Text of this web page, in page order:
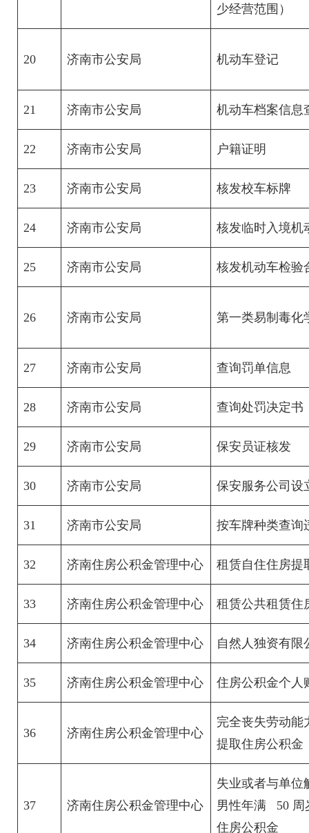
少经营范围）
20 济南市公安局 机动车登记
21 济南市公安局 机动车档案信息
22 济南市公安局 户籍证明
23 济南市公安局 核发校车标牌
24 济南市公安局 核发临时入境机
25 济南市公安局 核发机动车检验
26 济南市公安局 第一类易制毒化
27 济南市公安局 查询罚单信息
28 济南市公安局 查询处罚决定书
29 济南市公安局 保安员证核发
30 济南市公安局 保安服务公司设
31 济南市公安局 按车牌种类查询
32 济南住房公积金管理中心 租赁自住住房提
33 济南住房公积金管理中心 租赁公共租赁住
34 济南住房公积金管理中心 自然人独资有限
35 济南住房公积金管理中心 住房公积金个人
36 济南住房公积金管理中心
完全丧失劳动能
提取住房公积金
37 济南住房公积金管理中心
失业或者与单位
男性年满 50 周
住房公积金